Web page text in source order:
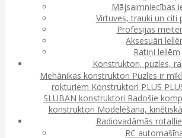
Mājsaimniecības
Virtuves, trauki un citi
Profesijas
Aksesuāri
Ratiņi lellēm
Konstruktori, puzles,
Mehānikas konstruktori Puzles ir
rokturiem Konstruktori PLUS
SLUBAN konstruktori Radošie
konstruktori Modelēšana,
Radiovadāmās
RC